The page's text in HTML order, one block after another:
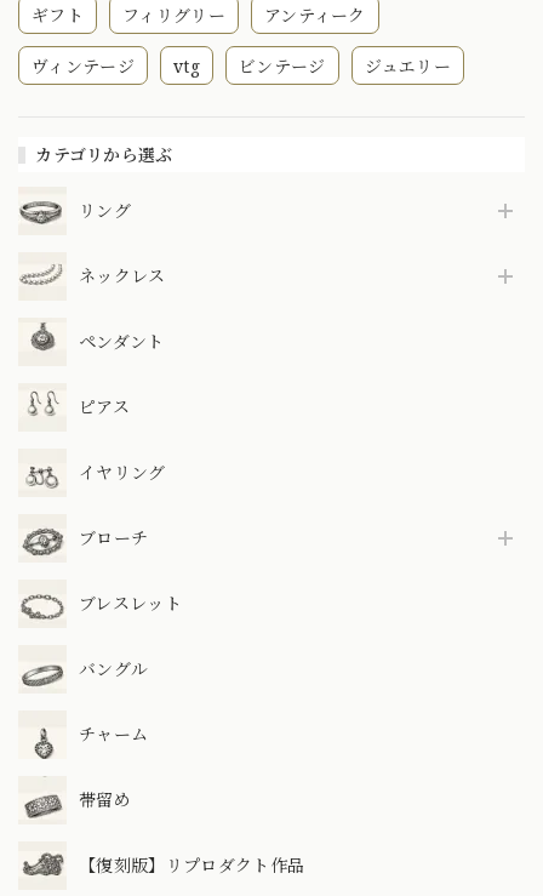
ギフト フィリグリー アンティーク
ヴィンテージ vtg ビンテージ ジュエリー
カテゴリから選ぶ
リング
ネックレス
ペンダント
ピアス
イヤリング
ブローチ
ブレスレット
バングル
チャーム
帯留め
【復刻版】リプロダクト作品